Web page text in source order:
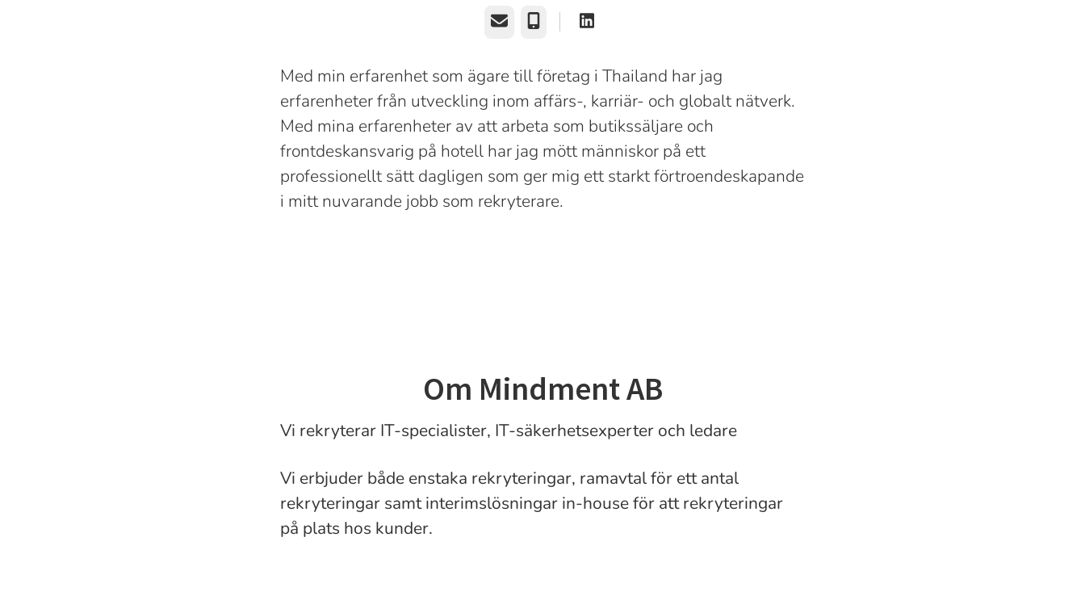
E-post Telefon
Med min erfarenhet som ägare till företag i Thailand har jag
erfarenheter från utveckling inom affärs-, karriär- och globalt nätverk.
Med mina erfarenheter av att arbeta som butikssäljare och
frontdeskansvarig på hotell har jag mött människor på ett
professionellt sätt dagligen som ger mig ett starkt förtroendeskapande
i mitt nuvarande jobb som rekryterare.
Om Mindment AB
Vi rekryterar IT-specialister, IT-säkerhetsexperter och ledare
Vi erbjuder både enstaka rekryteringar, ramavtal för ett antal
rekryteringar samt interimslösningar in-house för att rekryteringar
på plats hos kunder.